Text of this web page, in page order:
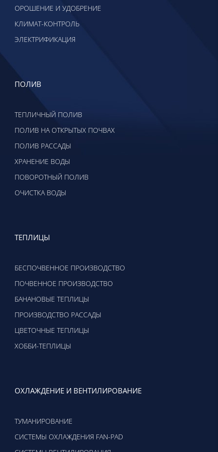
ОРОШЕНИЕ И УДОБРЕНИЕ
КЛИМАТ-КОНТРОЛЬ
ЭЛЕКТРИФИКАЦИЯ
ПОЛИВ
ТЕПЛИЧНЫЙ ПОЛИВ
ПОЛИВ НА ОТКРЫТЫХ ПОЧВАХ
ПОЛИВ РАССАДЫ
ХРАНЕНИЕ ВОДЫ
ПОВОРОТНЫЙ ПОЛИВ
ОЧИСТКА ВОДЫ
ТЕПЛИЦЫ
БЕСПОЧВЕННОЕ ПРОИЗВОДСТВО
ПОЧВЕННОЕ ПРОИЗВОДСТВО
БАНАНОВЫЕ ТЕПЛИЦЫ
ПРОИЗВОДСТВО РАССАДЫ
ЦВЕТОЧНЫЕ ТЕПЛИЦЫ
ХОББИ-ТЕПЛИЦЫ
ОХЛАЖДЕНИЕ И ВЕНТИЛИРОВАНИЕ
ТУМАНИРОВАНИЕ
CИСТЕМЫ ОХЛАЖДЕНИЯ FAN-PAD